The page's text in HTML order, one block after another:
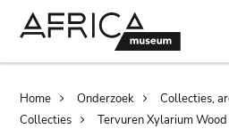
Breadcrumb
Home Onderzoek
Collecties,
Collecties
Tervuren Xylarium